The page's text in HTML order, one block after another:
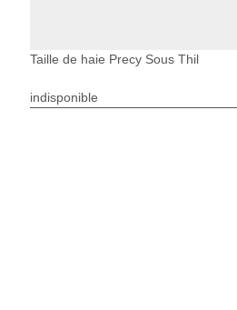
Taille de haie Precy Sous Thil
indisponible